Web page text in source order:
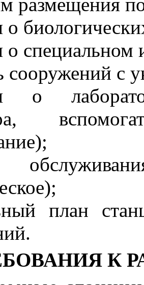
размещения
о
о
сооружений с
о
план
К